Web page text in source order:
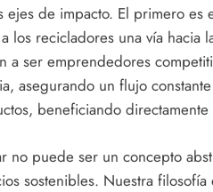
ejes de impacto. El primero
los recicladores una vía hacia
a ser emprendedores
asegurando un flujo
beneficiando
no puede ser un concepto
sostenibles. Nuestra